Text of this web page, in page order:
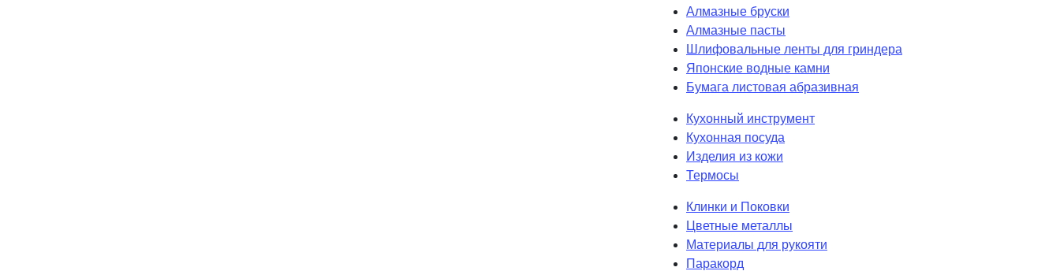
Алмазные бруски
Алмазные пасты
Шлифовальные ленты для гриндера
Японские водные камни
Бумага листовая абразивная
Кухонный инструмент
Кухонная посуда
Изделия из кожи
Термосы
Клинки и Поковки
Цветные металлы
Материалы для рукояти
Паракорд